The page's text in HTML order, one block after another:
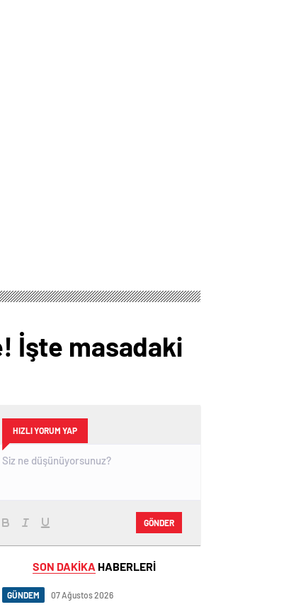
İşte masadaki
HIZLI YORUM YAP
GÖNDER
SON DAKİKA HABERLERİ
GÜNDEM 07 Ağustos 2026